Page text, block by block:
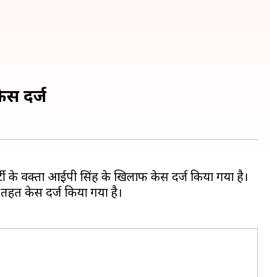
दर्ज
के प्रवक्ता आईपी सिंह के खिलाफ केस दर्ज किया गया है।
तहत केस दर्ज किया गया है।